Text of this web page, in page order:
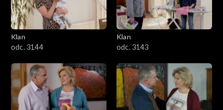
Klan
odc. 3144
Klan
odc. 3143